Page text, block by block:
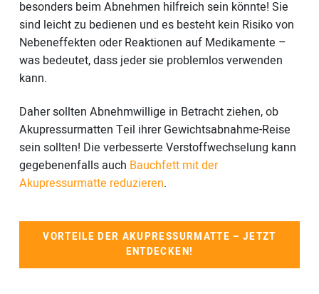
besonders beim Abnehmen hilfreich sein könnte! Sie
sind leicht zu bedienen und es besteht kein Risiko von
Nebeneffekten oder Reaktionen auf Medikamente –
was bedeutet, dass jeder sie problemlos verwenden
kann.
Daher sollten Abnehmwillige in Betracht ziehen, ob
Akupressurmatten Teil ihrer Gewichtsabnahme-Reise
sein sollten! Die verbesserte Verstoffwechselung kann
gegebenenfalls auch Bauchfett mit der
Akupressurmatte reduzieren.
VORTEILE DER AKUPRESSURMATTE – JETZT
ENTDECKEN!